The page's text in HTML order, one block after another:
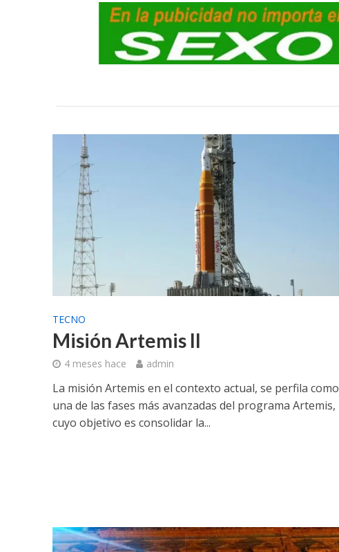
TECNO
Misión Artemis II
4 meses hace admin
La misión Artemis en el contexto actual, se perfila como
una de las fases más avanzadas del programa Artemis,
cuyo objetivo es consolidar la...